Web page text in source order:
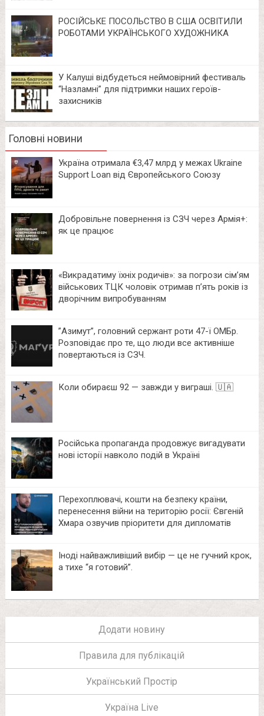
РОСІЙСЬКЕ ПОСОЛЬСТВО В США ОСВІТИЛИ
РОБОТАМИ УКРАЇНСЬКОГО ХУДОЖНИКА
У Калуші відбудеться неймовірний фестиваль
“Назламні” для підтримки наших героїв-
захисників
Головні новини
Україна отримала €3,47 млрд у межах Ukraine
Support Loan від Європейського Союзу
Добровільне повернення із СЗЧ через Армія+:
як це працює
«Викрадатиму їхніх родичів»: за погрози сім’ям
військових ТЦК чоловік отримав п’ять років із
дворічним випробуванням
⁨”Азимут”, головний сержант роти 47-ї ОМБр.
Розповідає про те, що люди все активніше
повертаються із СЗЧ.
Коли обираєш 92 — завжди у виграші. 🇺🇦
Російська пропаганда продовжує вигадувати
нові історії навколо подій в Україні
Перехоплювачі, кошти на безпеку країни,
перенесення війни на територію росії: Євгеній
Хмара озвучив пріоритети для дипломатів
Іноді найважливіший вибір — це не гучний крок,
а тихе “я готовий”.
Додати новину
Правила для публікацій
Український Простір
Україна Live